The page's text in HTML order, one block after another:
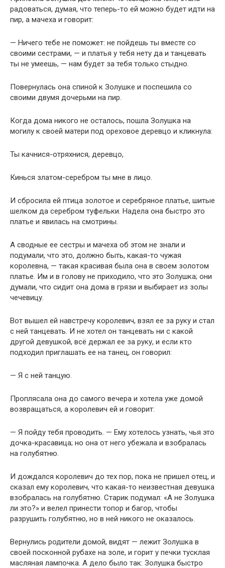
радоваться, думая, что теперь-то ей можно будет идти на
пир, а мачеха и говорит:
— Ничего тебе не поможет: не пойдешь ты вместе со
своими сестрами, — и платья у тебя нету да и танцевать
ты не умеешь, — нам будет за тебя только стыдно.
Повернулась она спиной к Золушке и поспешила со
своими двумя дочерьми на пир.
Когда дома никого не осталось, пошла Золушка на
могилу к своей матери под ореховое деревцо и кликнула:
Ты качнися-отряхнися, деревцо,
Кинься златом-серебром ты мне в лицо.
И сбросила ей птица золотое и серебряное платье, шитые
шелком да серебром туфельки. Надела она быстро это
платье и явилась на смотрины.
А сводные ее сестры и мачеха об этом не знали и
подумали, что это, должно быть, какая-то чужая
королевна, — такая красивая была она в своем золотом
платье. Им и в голову не приходило, что это Золушка; они
думали, что сидит она дома в грязи и выбирает из золы
чечевицу.
Вот вышел ей навстречу королевич, взял ее за руку и стал
с ней танцевать. И не хотел он танцевать ни с какой
другой девушкой, всё держал ее за руку, и если кто
подходил приглашать ее на танец, он говорил:
— Я с ней танцую.
Проплясала она до самого вечера и хотела уже домой
возвращаться, а королевич ей и говорит:
— Я пойду тебя проводить. — Ему хотелось узнать, чья это
дочка-красавица; но она от него убежала и взобралась
на голубятню.
И дождался королевич до тех пор, пока не пришел отец, и
сказал ему королевич, что какая-то неизвестная девушка
взобралась на голубятню. Старик подумал: «А не Золушка
ли это?» и велел принести топор и багор, чтобы
разрушить голубятню, но в ней никого не оказалось.
Вернулись родители домой, видят — лежит Золушка в
своей посконной рубахе на золе, и горит у печки тусклая
масляная лампочка. А дело было так: Золушка быстро